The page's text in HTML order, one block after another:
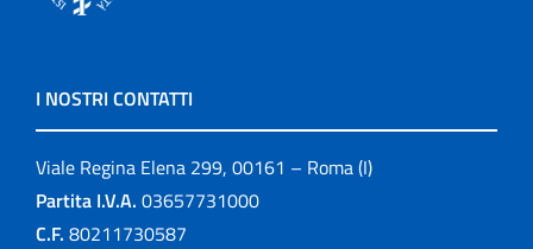
I NOSTRI CONTATTI
Viale Regina Elena 299, 00161 – Roma (I)
Partita I.V.A. 03657731000
C.F. 80211730587